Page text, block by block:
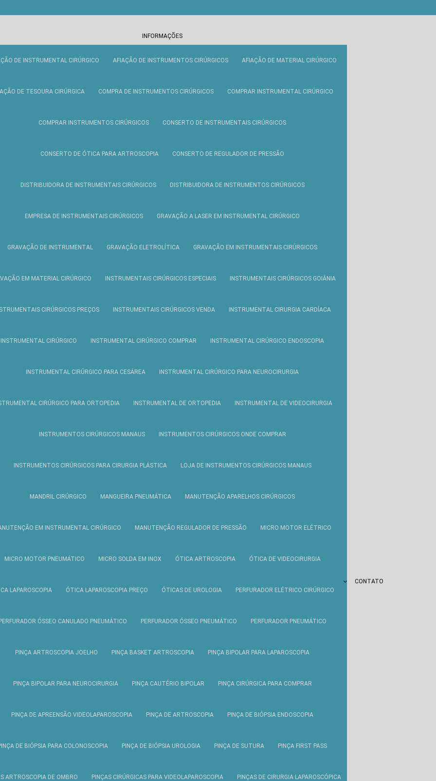
INFORMAÇÕES
DE INSTRUMENTAL CIRÚRGICO AFIAÇÃO DE INSTRUMENTOS CIRÚRGICOS AFIAÇÃO DE MATERIAL CIRÚRGICO
DE TESOURA CIRÚRGICA COMPRA DE INSTRUMENTOS CIRÚRGICOS COMPRAR INSTRUMENTAL CIRÚRGICO
COMPRAR INSTRUMENTOS CIRÚRGICOS CONSERTO DE INSTRUMENTAIS CIRÚRGICOS
CONSERTO DE ÓTICA PARA ARTROSCOPIA CONSERTO DE REGULADOR DE PRESSÃO
DISTRIBUIDORA DE INSTRUMENTAIS CIRÚRGICOS DISTRIBUIDORA DE INSTRUMENTOS CIRÚRGICOS
EMPRESA DE INSTRUMENTAIS CIRÚRGICOS GRAVAÇÃO A LASER EM INSTRUMENTAL CIRÚRGICO
GRAVAÇÃO DE INSTRUMENTAL GRAVAÇÃO ELETROLÍTICA GRAVAÇÃO EM INSTRUMENTAIS CIRÚRGICOS
EM MATERIAL CIRÚRGICO INSTRUMENTAIS CIRÚRGICOS ESPECIAIS INSTRUMENTAIS CIRÚRGICOS GOIÂNIA
CIRÚRGICOS PREÇOS INSTRUMENTAIS CIRÚRGICOS VENDA INSTRUMENTAL CIRURGIA CARDÍACA
INSTRUMENTAL CIRÚRGICO INSTRUMENTAL CIRÚRGICO COMPRAR INSTRUMENTAL CIRÚRGICO ENDOSCOPIA
INSTRUMENTAL CIRÚRGICO PARA CESÁREA INSTRUMENTAL CIRÚRGICO PARA NEUROCIRURGIA
CIRÚRGICO PARA ORTOPEDIA INSTRUMENTAL DE ORTOPEDIA INSTRUMENTAL DE VIDEOCIRURGIA
INSTRUMENTOS CIRÚRGICOS MANAUS INSTRUMENTOS CIRÚRGICOS ONDE COMPRAR
INSTRUMENTOS CIRÚRGICOS PARA CIRURGIA PLÁSTICA LOJA DE INSTRUMENTOS CIRÚRGICOS MANAUS
MANDRIL CIRÚRGICO MANGUEIRA PNEUMÁTICA MANUTENÇÃO APARELHOS CIRÚRGICOS
EM INSTRUMENTAL CIRÚRGICO MANUTENÇÃO REGULADOR DE PRESSÃO MICRO MOTOR ELÉTRICO
MICRO MOTOR PNEUMÁTICO MICRO SOLDA EM INOX ÓTICA ARTROSCOPIA ÓTICA DE VIDEOCIRURGIA
LAPAROSCOPIA ÓTICA LAPAROSCOPIA PREÇO ÓTICAS DE UROLOGIA PERFURADOR ELÉTRICO CIRÚRGICO
ÓSSEO CANULADO PNEUMÁTICO PERFURADOR ÓSSEO PNEUMÁTICO PERFURADOR PNEUMÁTICO
PINÇA ARTROSCOPIA JOELHO PINÇA BASKET ARTROSCOPIA PINÇA BIPOLAR PARA LAPAROSCOPIA
PINÇA BIPOLAR PARA NEUROCIRURGIA PINÇA CAUTÉRIO BIPOLAR PINÇA CIRÚRGICA PARA COMPRAR
PINÇA DE APREENSÃO VIDEOLAPAROSCOPIA PINÇA DE ARTROSCOPIA PINÇA DE BIÓPSIA ENDOSCOPIA
DE BIÓPSIA PARA COLONOSCOPIA PINÇA DE BIÓPSIA UROLOGIA PINÇA DE SUTURA PINÇA FIRST PASS
ARTROSCOPIA DE OMBRO PINÇAS CIRÚRGICAS PARA VIDEOLAPAROSCOPIA PINÇAS DE CIRURGIA LAPAROSCÓPICA
CONTATO